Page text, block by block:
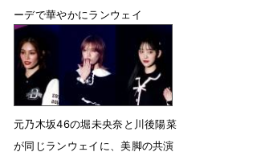
ーデで華やかにランウェイ
3月2日 16時15分
元乃木坂46の堀未央奈と川後陽菜
が同じランウェイに、美脚の共演